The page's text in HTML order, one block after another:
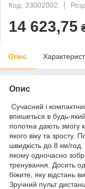
Код: 33002002
14 623,75
Опис
Опис
Сучасний і
впишеться в будь-
полотна дають змогу
якого віку та зросту.
швидкість до 8 км/
якому одночасно
тренування. Досить
біжите, яку відстань
Зручний пульт